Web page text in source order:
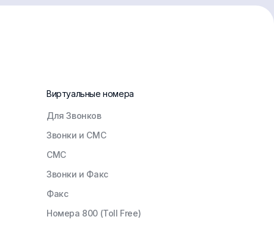
Виртуальные номера
Для Звонков
Звонки и СМС
СМС
Звонки и Факс
Факс
Номера 800 (Toll Free)